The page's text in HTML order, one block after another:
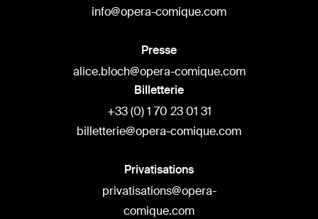
info@opera-comique.com
Presse
alice.bloch@opera-comique.com
Billetterie
+33 (0) 1 70 23 01 31
billetterie@opera-comique.com
Privatisations
privatisations@opera-
comique.com